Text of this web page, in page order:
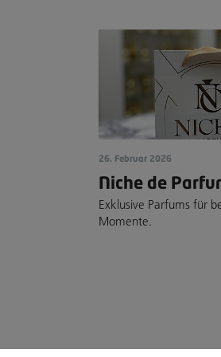
26. Februar 2026
Niche de
Exklusive Parfums für
Momente.